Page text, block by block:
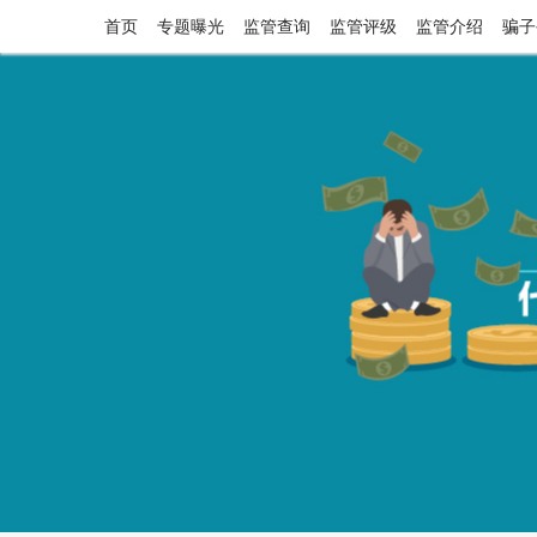
首页 专题曝光 监管查询 监管评级 监管介绍 骗